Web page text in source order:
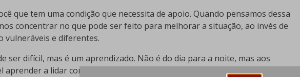
que tem uma condição que necessita de apoio. Quando pensamos dessa
concentrar no que pode ser feito para melhorar a situação, ao invés de
vulneráveis e diferentes.
ser difícil, mas é um aprendizado. Não é do dia para a noite, mas aos
aprender a lidar com esta situação.